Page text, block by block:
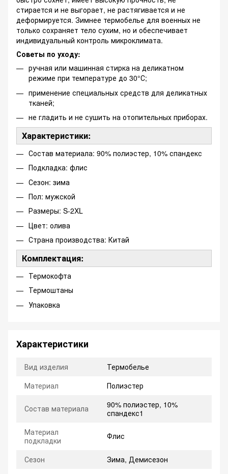
стирается и не выгорает, не растягивается и не
деформируется. Зимнее термобелье для военных не
только сохраняет тело сухим, но и обеспечивает
индивидуальный контроль микроклимата.
Советы по уходу:
ручная или машинная стирка на деликатном
режиме при температуре до 30°С;
применение специальных средств для деликатных
тканей;
не гладить и не сушить на отопительных приборах.
Характеристики:
Состав материала: 90% полиэстер, 10% спандекс
Подкладка: флис
Сезон: зима
Пол: мужской
Размеры: S-2XL
Цвет: олива
Страна производства: Китай
Комплектация:
Термокофта
Термоштаны
Упаковка
Характеристики
Вид изделия
Термобелье
Материал
Полиэстер
Состав материала
90% полиэстер, 10%
спандекс1
Материал
подкладки
Флис
Сезон
Зима, Демисезон